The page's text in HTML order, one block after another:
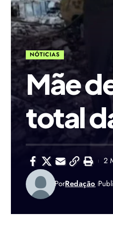
NÓTICIAS
Mãe
total
PorRedação
2